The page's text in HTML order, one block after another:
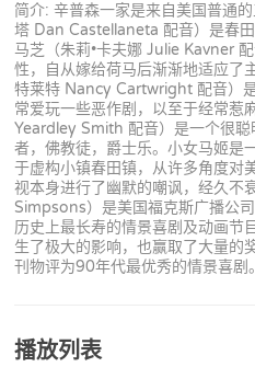
简介: 辛普森一家是来自美国普通
塔 Dan Castellaneta 配音）是春
马芝（朱莉•卡夫娜 Julie Kavner
性，自从嫁给荷马后渐渐地适应了
特莱特 Nancy Cartwright 配音）
常爱玩一些恶作剧，以至于经常惹
Yeardley Smith 配音）是一个很
者，佛教徒，爵士乐。小女马姬是
于虚构小镇春田镇，从许多角度对
视本身进行了幽默的嘲讽，经久不
Simpsons）是美国福克斯广播公
历史上最长寿的情景喜剧及动画节
生了极大的影响，也赢取了大量的
刊物评为90年代最优秀的情景喜剧。
播放列表